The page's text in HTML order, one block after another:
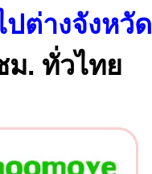
ต่างจังหวัด
. ทั่วไทย